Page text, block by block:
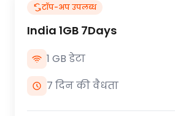
टॉप-अप उपलब्ध
India 1GB 7Days
1 GB डेटा
7 दिन की वैधता